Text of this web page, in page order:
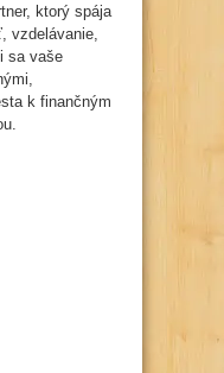
ktorý spája
vzdelávanie,
sa vaše
k finančným